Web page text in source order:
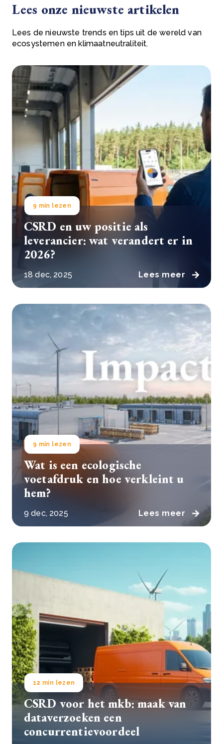
Lees onze nieuwste artikelen
Lees de nieuwste trends en tips uit de wereld van
ecosystemen en klimaatneutraliteit.
9 min lezen
CSRD en uw positie als
leverancier: wat verandert er in
2026?
18 dec, 2025 Lees meer
9 min lezen
Wat is een ecologische
voetafdruk en hoe verkleint u
hem?
9 dec, 2025 Lees meer
12 min lezen
CSRD voor het mkb: maak van
dataverzoeken een
concurrentievoordeel